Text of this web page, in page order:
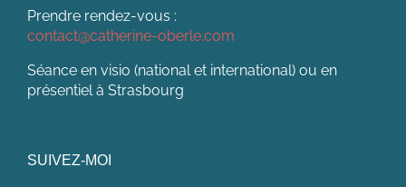
Prendre rendez-vous :
contact@catherine-oberle.com
Séance en visio (national et international) ou en
présentiel à Strasbourg
SUIVEZ-MOI